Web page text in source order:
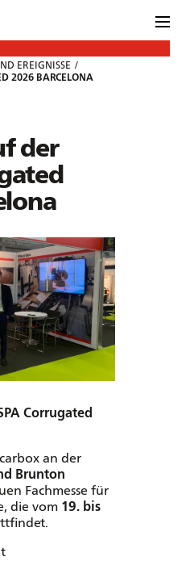
EREIGNISSE
2026 BARCELONA
der
Corrugated
an der
Brunton
Fachmesse für
die vom 19. bis